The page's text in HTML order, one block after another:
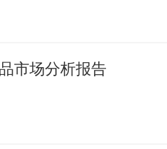
市场分析报告